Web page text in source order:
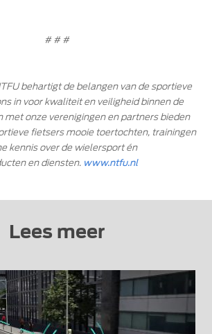
# # #
behartigt de belangen van de sportieve
in voor kwaliteit en veiligheid binnen de
met onze verenigingen en partners bieden
fietsers mooie toertochten, trainingen
kennis over de wielersport én
en diensten. www.ntfu.nl
Lees meer